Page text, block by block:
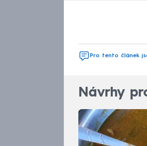
Pro tento článek
Návrhy